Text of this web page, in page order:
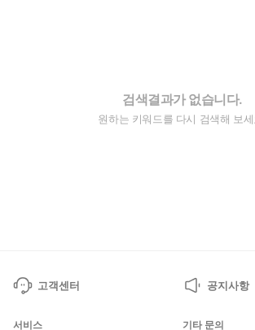
검색결과가 없습니다.
원하는 키워드를 다시 검색해 보세
고객센터 공지사항
서비스 기타 문의